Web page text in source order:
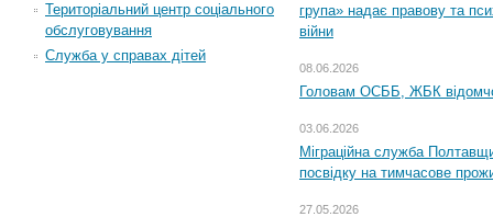
Територіальний центр соціального
обслуговування
Служба у справах дітей
група» надає правову та
війни
08.06.2026
Головам ОСББ, ЖБК
03.06.2026
Міграційна служба
посвідку на тимчасове
27.05.2026